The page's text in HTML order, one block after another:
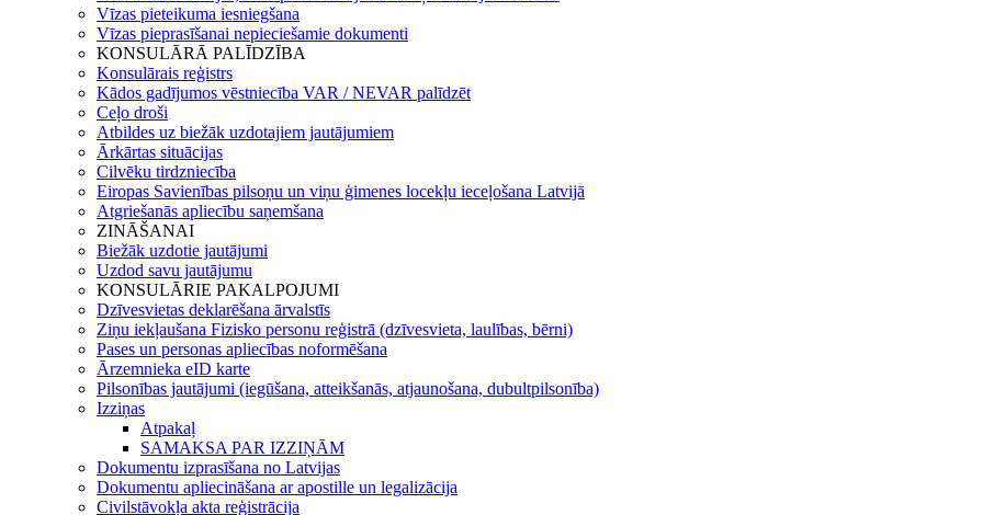
Vīzas pieteikuma iesniegšana
Vīzas pieprasīšanai nepieciešamie dokumenti
KONSULĀRĀ PALĪDZĪBA
Konsulārais reģistrs
Kādos gadījumos vēstniecība VAR / NEVAR palīdzēt
Ceļo droši
Atbildes uz biežāk uzdotajiem jautājumiem
Ārkārtas situācijas
Cilvēku tirdzniecība
Eiropas Savienības pilsoņu un viņu ģimenes locekļu ieceļošana Latvijā
Atgriešanās apliecību saņemšana
ZINĀŠANAI
Biežāk uzdotie jautājumi
Uzdod savu jautājumu
KONSULĀRIE PAKALPOJUMI
Dzīvesvietas deklarēšana ārvalstīs
Ziņu iekļaušana Fizisko personu reģistrā (dzīvesvieta, laulības, bērni)
Pases un personas apliecības noformēšana
Ārzemnieka eID karte
Pilsonības jautājumi (iegūšana, atteikšanās, atjaunošana, dubultpilsonība)
Izziņas
Atpakaļ
SAMAKSA PAR IZZIŅĀM
Dokumentu izprasīšana no Latvijas
Dokumentu apliecināšana ar apostille un legalizācija
Civilstāvokļa akta reģistrācija